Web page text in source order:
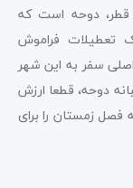
قطر، دوحه است که
تعطیلات فراموش
سفر به این شهر
دوحه، قطعا ارزش
فصل زمستان را برای